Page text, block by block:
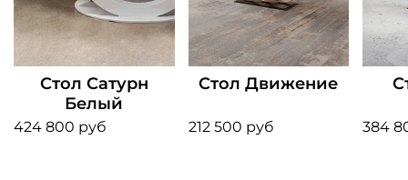
Стол Сатурн
Белый
424 800 руб
Стол Движение
212 500 руб 384